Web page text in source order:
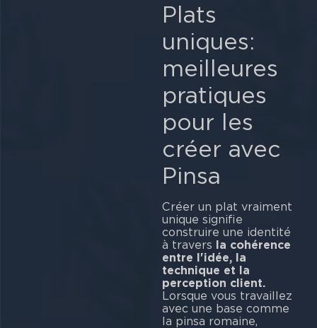
Plats
uniques:
meilleures
pratiques
pour les
créer avec
Pinsa
Créer un plat vraiment
unique signifie
construire une identité
à travers la cohérence
entre l'idée, la
technique et la
perception client.
Lorsque vous travaillez
avec une base comme
la pinsa romaine,